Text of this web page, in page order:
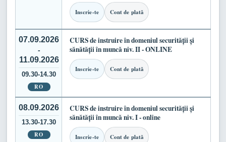
Inscrie-te Cont de plată
07.09.2026
-
11.09.2026
09.30-14.30
RO
CURS de instruire în domeniul securității și
sănătății în muncă niv. II - ONLINE
Inscrie-te Cont de plată
08.09.2026
13.30-17.30
RO
CURS de instruire în domeniul securității și
sănătății în muncă niv. I - online
Inscrie-te Cont de plată